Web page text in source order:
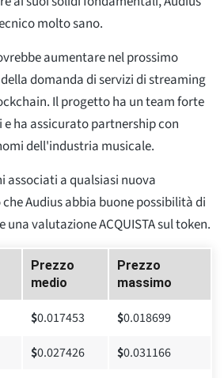
molto sano.
aumentare nel prossimo
domanda di servizi di streaming
Il progetto ha un team forte
ha assicurato partnership con
dell'industria musicale.
associati a qualsiasi nuova
Audius abbia buone possibilità di
una valutazione ACQUISTA sul token.
Prezzo
medio
Prezzo
massimo
$0.017453 $0.018699
$0.027426 $0.031166